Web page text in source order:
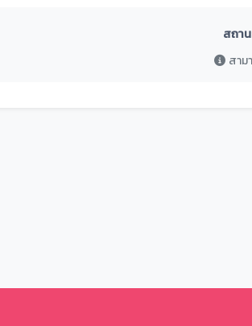
สถา
สาม